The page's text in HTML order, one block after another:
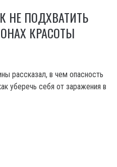
НЕ ПОДХВАТИТЬ
КРАСОТЫ
рассказал, в чем опасность
уберечь себя от заражения в